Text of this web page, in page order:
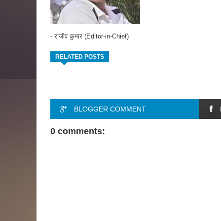
- राजीव कुमार (Editor-in-Chief)
RELATED POSTS
BLOGGER COMMENT
0 comments: